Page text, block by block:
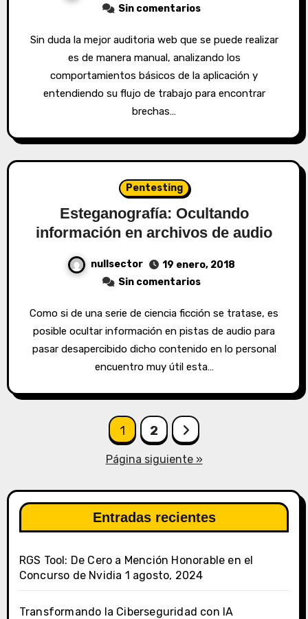
Sin comentarios
Sin duda la mejor auditoria web que se puede realizar
es de manera manual, analizando los
comportamientos básicos de la aplicación y
entendiendo su flujo de trabajo para encontrar
brechas…
Pentesting
Esteganografía: Ocultando
información en archivos de audio
nullsector
19 enero, 2018
Sin comentarios
Como si de una serie de ciencia ficción se tratase, es
posible ocultar información en pistas de audio para
pasar desapercibido dicho contenido en lo personal
encuentro muy útil esta…
Paginación
entradas
1 2
Página siguiente »
Entradas recientes
RGS Tool: De Cero a Mención Honorable en el
Concurso de Nvidia 1 agosto, 2024
Transformando la Ciberseguridad con IA